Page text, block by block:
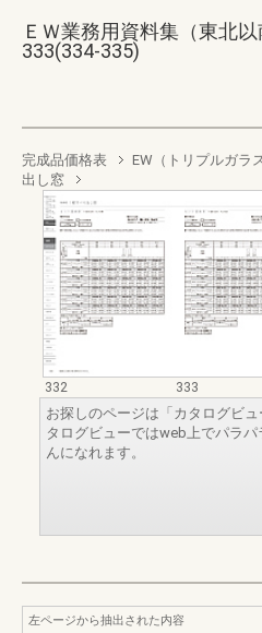
ＥＷ業務用資料集（東北
333(334-335)
完成品価格表 EW（トリプルガラ
出し窓
332
333
お探しのページは「カタログビ
タログビューではweb上でパラ
んになれます。
左ページから抽出された内容